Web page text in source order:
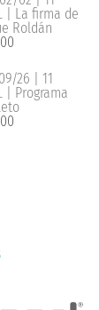
| La firma de
Roldán
26 | 11
| Programa